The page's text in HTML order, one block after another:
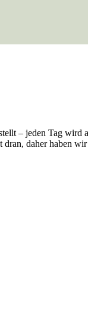
– jeden Tag wird
dran, daher haben wir